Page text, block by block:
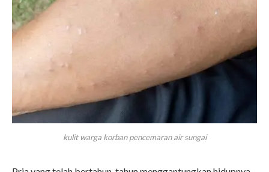
kulit warga korban pencemaran air sungai